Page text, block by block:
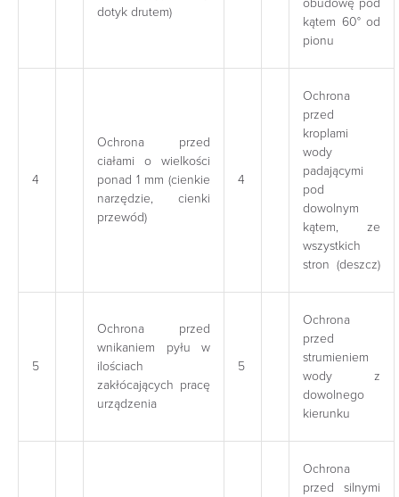
dotyk drutem)
obudowę pod
kątem 60° od
pionu
4
Ochrona przed
ciałami o wielkości
ponad 1 mm (cienkie
narzędzie, cienki
przewód)
4
Ochrona
przed
kroplami
wody
padającymi
pod
dowolnym
kątem, ze
wszystkich
stron (deszcz)
5
Ochrona przed
wnikaniem pyłu w
ilościach
zakłócających pracę
urządzenia
5
Ochrona
przed
strumieniem
wody z
dowolnego
kierunku
Ochrona
przed silnymi